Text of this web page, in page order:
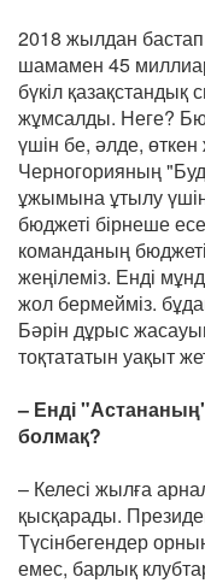
2018 жылдан
шамамен 45
бүкіл қазақстандық
жұмсалды. Неге?
үшін бе, әлде,
Черногорияның
ұжымына ұтылу
бюджеті бірнеше есе
команданың
жеңілеміз. Енді
жол бермейміз.
Бәрін дұрыс
тоқтататын уақыт
– Енді
болмақ?
– Келесі жылға
қысқарады.
Түсінбегендер
емес, барлық